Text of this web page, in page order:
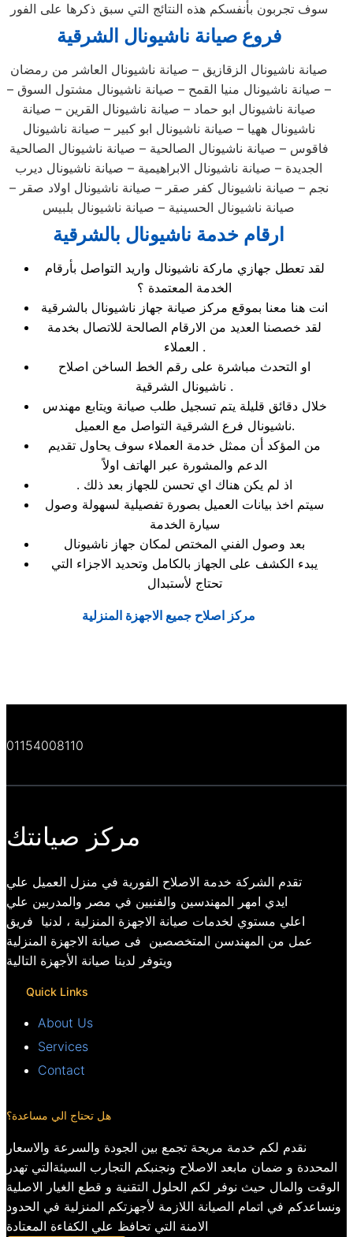
سوف تجربون بأنفسكم هذه النتائج التي سبق ذكرها على الفور
فروع صيانة ناشيونال الشرقية
صيانة ناشيونال الزقازيق – صيانة ناشيونال العاشر من رمضان
– صيانة ناشيونال منيا القمح – صيانة ناشيونال مشتول السوق –
صيانة ناشيونال ابو حماد – صيانة ناشيونال القرين – صيانة
ناشيونال ههيا – صيانة ناشيونال ابو كبير – صيانة ناشيونال
فاقوس – صيانة ناشيونال الصالحية – صيانة ناشيونال الصالحية
الجديدة – صيانة ناشيونال الابراهيمية – صيانة ناشيونال ديرب
نجم – صيانة ناشيونال كفر صقر – صيانة ناشيونال اولاد صقر –
صيانة ناشيونال الحسينية – صيانة ناشيونال بلبيس
ارقام خدمة ناشيونال بالشرقية
لقد تعطل جهازي ماركة ناشيونال واريد التواصل بأرقام
الخدمة المعتمدة ؟
انت هنا معنا بموقع مركز صيانة جهاز ناشيونال بالشرقية
لقد خصصنا العديد من الارقام الصالحة للاتصال بخدمة
العملاء .
او التحدث مباشرة على رقم الخط الساخن اصلاح
ناشيونال الشرقية .
خلال دقائق قليلة يتم تسجيل طلب صيانة ويتابع مهندس
ناشيونال فرع الشرقية التواصل مع العميل.
من المؤكد أن ممثل خدمة العملاء سوف يحاول تقديم
الدعم والمشورة عبر الهاتف اولاً
. اذ لم يكن هناك اي تحسن للجهاز بعد ذلك
سيتم اخذ بيانات العميل بصورة تفصيلية لسهولة وصول
سيارة الخدمة
بعد وصول الفني المختص لمكان جهاز ناشيونال
يبدء الكشف على الجهاز بالكامل وتحديد الاجزاء التي
تحتاج لأستبدال
مركز اصلاح جميع الاجهزة المنزلية
01154008110
مركز صيانتك
تقدم الشركة خدمة الاصلاح الفورية في منزل العميل علي
ايدي امهر المهندسين والفنيين في مصر والمدربين علي
اعلي مستوي لخدمات صيانة الاجهزة المنزلية ، لدنيا فريق
عمل من المهندسن المتخصصين فى صيانة الاجهزة المنزلية
ويتوفر لدينا صيانة الأجهزة التالية
Quick Links
About Us
Services
Contact
هل تحتاج الي مساعدة؟
نقدم لكم خدمة مريحة تجمع بين الجودة والسرعة والاسعار
المحددة و ضمان مابعد الاصلاح ونجنبكم التجارب السيئةالتي تهدر
الوقت والمال حيث نوفر لكم الحلول التقنية و قطع الغيار الاصلية
ونساعدكم في اتمام الصيانة اللازمة لأجهزتكم المنزلية في الحدود
الامنة التي تحافظ علي الكفاءة المعتادة